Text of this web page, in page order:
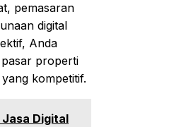
pemasaran
digital
Anda
properti
kompetitif.
Digital